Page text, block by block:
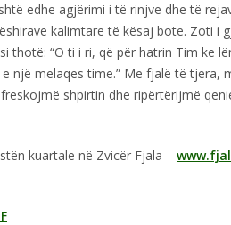
edhe agjërimi i të rinjve dhe të
kalimtare të kësaj bote. Zoti i
thotë: “O ti i ri, që për hatrin Tim ke
një melaqes time.” Me fjalë të
shpirtin dhe ripërtërijmë
kuartale në Zvicër Fjala –